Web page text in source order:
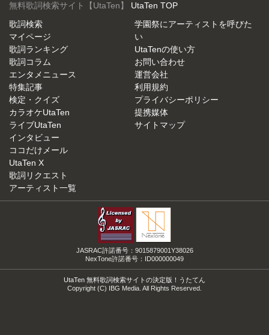
無料歌詞検索サイト【UtaTen】 UtaTen TOP
歌詞検索
マイページ
歌詞ランキング
歌詞コラム
エンタメニュース
特集記事
検定・クイズ
カラオケUtaTen
ライブUtaTen
インタビュー
ココだけメール
UtaTen X
歌詞リクエスト
アーティスト一覧
学園祭にアーティストを呼びた
い
UtaTenの使い方
お問い合わせ
運営会社
利用規約
プライバシーポリシー
提携媒体
サイトマップ
JASRAC許諾番号：9015879001Y38026
NexTone許諾番号：ID000000049
UtaTen 無料歌詞検索サイトの決定版！うたてん
Copyright (C) IBG Media. All Rights Reserved.